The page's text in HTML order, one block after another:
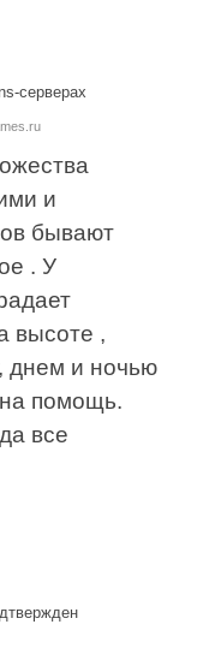
серверах
и
бывают
. У
высоте ,
днем и ночью
на помощь.
все